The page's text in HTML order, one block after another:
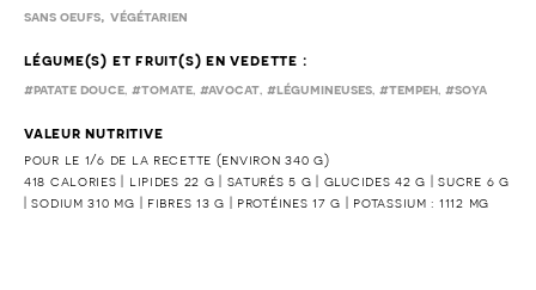
sans oeufs, végétarien
légume(s) et fruit(s) en vedette :
#patate douce, #tomate, #avocat, #légumineuses, #tempeh, #soya
valeur nutritive
pour le 1/6 de la recette (environ 340 g)
418 calories | lipides 22 g | saturés 5 g | glucides 42 g | sucre 6 g
| sodium 310 mg | fibres 13 g | protéines 17 g | potassium : 1112 mg